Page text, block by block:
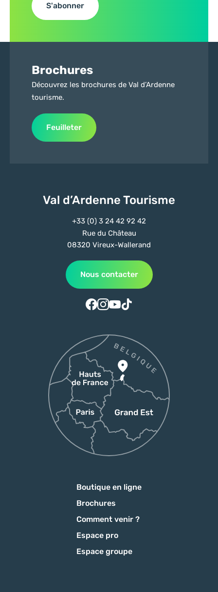
S'abonner
Brochures
Découvrez les brochures de Val d’Ardenne
tourisme.
Feuilleter
Val d’Ardenne Tourisme
+33 (0) 3 24 42 92 42
Rue du Château
08320 Vireux-Wallerand
Nous contacter
Suivez-nous sur Facebook
Suivez-nous sur Instagram
Suivez-nous sur Youtube
Suivez-nous sur Tiktok
Boutique en ligne
Brochures
Comment venir ?
Espace pro
Espace groupe